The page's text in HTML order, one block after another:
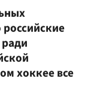
хоккее все